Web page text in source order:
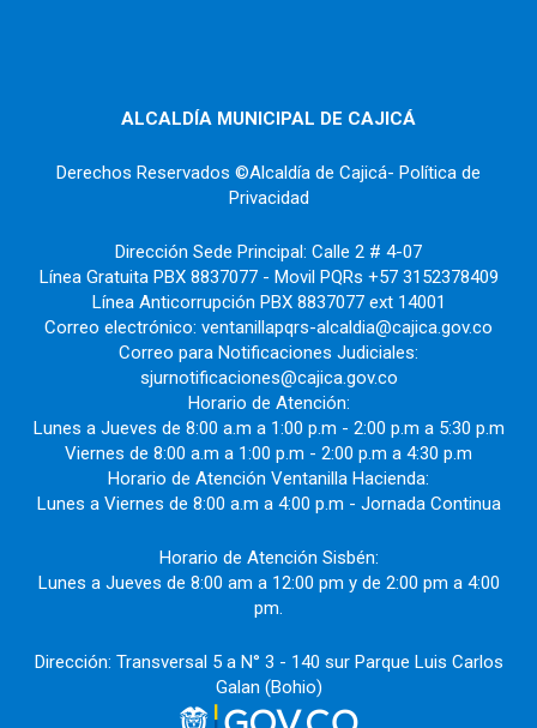
ALCALDÍA MUNICIPAL DE CAJICÁ
Derechos Reservados ©Alcaldía de Cajicá- Política de
Privacidad
Dirección Sede Principal: Calle 2 # 4-07
Línea Gratuita PBX 8837077 - Movil PQRs +57 3152378409
Línea Anticorrupción PBX 8837077 ext 14001
Correo electrónico: ventanillapqrs-alcaldia@cajica.gov.co
Correo para Notificaciones Judiciales:
sjurnotificaciones@cajica.gov.co
Horario de Atención:
Lunes a Jueves de 8:00 a.m a 1:00 p.m - 2:00 p.m a 5:30 p.m
Viernes de 8:00 a.m a 1:00 p.m - 2:00 p.m a 4:30 p.m
Horario de Atención Ventanilla Hacienda:
Lunes a Viernes de 8:00 a.m a 4:00 p.m - Jornada Continua
Horario de Atención Sisbén:
Lunes a Jueves de 8:00 am a 12:00 pm y de 2:00 pm a 4:00
pm.
Dirección: Transversal 5 a N° 3 - 140 sur Parque Luis Carlos
Galan (Bohio)